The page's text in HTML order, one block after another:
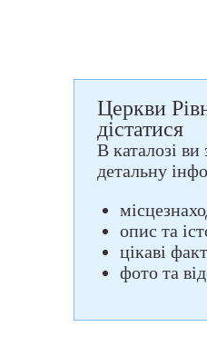
Церкви
дістатися
В каталозі
детальну
опис та
цікаві
фото та